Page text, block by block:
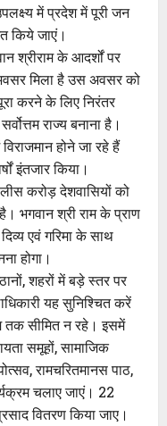
में प्रदेश में पूरी जन
किये जाएं।
श्रीराम के आदर्शों पर
मिला है उस अवसर को
करने के लिए निरंतर
राज्य बनाना है।
होने जा रहे हैं
इंतजार किया।
करोड़ देशवासियों को
भगवान श्री राम के प्राण
एवं गरिमा के साथ
होगा।
शहरों में बड़े स्तर पर
यह सुनिश्चित करें
तक सीमित न रहे। इसमें
समूहों, सामाजिक
रामचरितमानस पाठ,
चलाए जाएं। 22
वितरण किया जाए।